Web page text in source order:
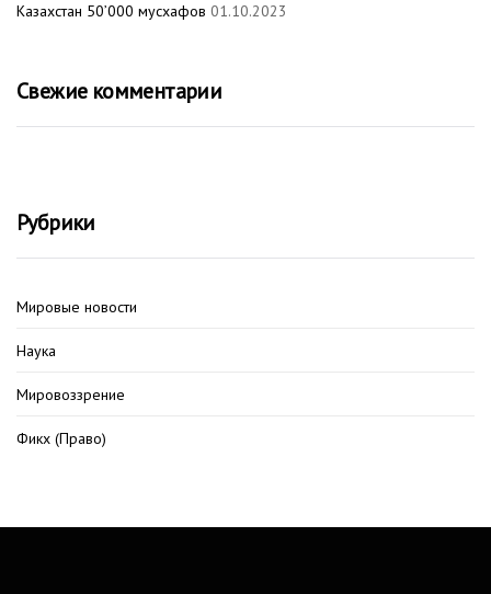
Казахстан 50’000 мусхафов 01.10.2023
Свежие комментарии
Рубрики
Мировые новости
Наука
Мировоззрение
Фикх (Право)